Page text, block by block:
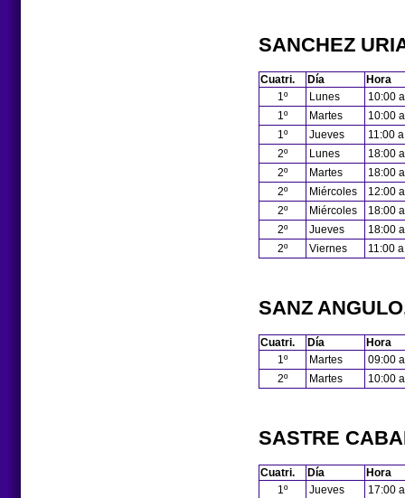
SANCHEZ
Cuatri. Día
Hora
1º
Lunes
10:00
1º
Martes
10:00
1º
Jueves
11:00
2º
Lunes
18:00
2º
Martes
18:00
2º
Miércoles
12:00
2º
Miércoles
18:00
2º
Jueves
18:00
2º
Viernes 11:00
SANZ
Cuatri. Día
Hora
1º
Martes
09:00
2º
Martes 10:00
SASTRE
Cuatri. Día
Hora
1º
Jueves
17:00